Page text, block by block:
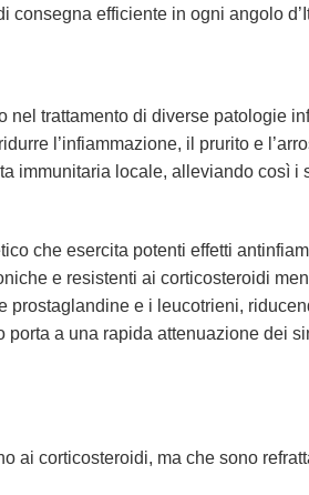
consegna efficiente in ogni angolo
trattamento di diverse patologie
l’infiammazione, il prurito e
immunitaria locale, alleviando così i
che esercita potenti effetti
e resistenti ai corticosteroidi
prostaglandine e i leucotrieni,
a una rapida attenuazione dei
ai corticosteroidi, ma che sono